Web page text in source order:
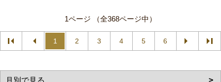
1ページ （全368ページ中）
1 2 3 4 5 6